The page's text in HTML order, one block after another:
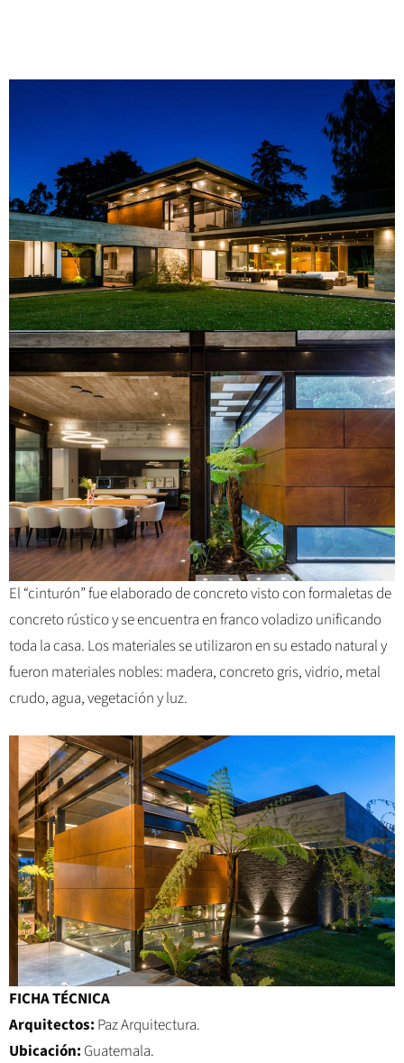
El “cinturón” fue elaborado de concreto visto con formaletas de
concreto rústico y se encuentra en franco voladizo unificando
toda la casa. Los materiales se utilizaron en su estado natural y
fueron materiales nobles: madera, concreto gris, vidrio, metal
crudo, agua, vegetación y luz.
FICHA TÉCNICA
Arquitectos: Paz Arquitectura.
Ubicación: Guatemala.